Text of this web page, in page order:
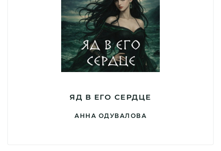
ЯД В ЕГО СЕРДЦЕ
АННА ОДУВАЛОВА